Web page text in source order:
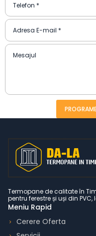
Termopane de calitate în
pentru ferestre și uși din
Meniu Rapid
Cerere Oferta